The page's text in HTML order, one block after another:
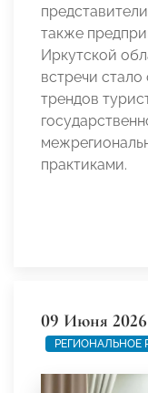
также
Иркутской
встречи
трендов
практиками.
09 Июня 2026
РЕГИОНАЛЬНОЕ